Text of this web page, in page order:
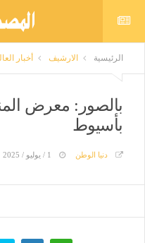
الرئيسية الارشيف أخبار
بالصور: معرض
بأسيوط
دنيا الوطن